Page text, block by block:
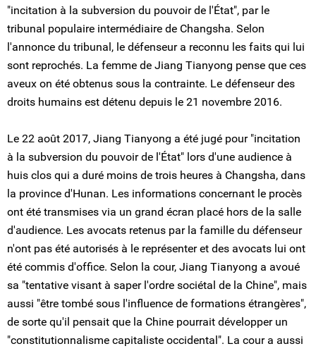
"incitation à la subversion du pouvoir de l'État", par le
tribunal populaire intermédiaire de Changsha. Selon
l'annonce du tribunal, le défenseur a reconnu les faits qui lui
sont reprochés. La femme de Jiang Tianyong pense que ces
aveux on été obtenus sous la contrainte. Le défenseur des
droits humains est détenu depuis le 21 novembre 2016.
Le 22 août 2017, Jiang Tianyong a été jugé pour "incitation
à la subversion du pouvoir de l'État" lors d'une audience à
huis clos qui a duré moins de trois heures à Changsha, dans
la province d'Hunan. Les informations concernant le procès
ont été transmises via un grand écran placé hors de la salle
d'audience. Les avocats retenus par la famille du défenseur
n'ont pas été autorisés à le représenter et des avocats lui ont
été commis d'office. Selon la cour, Jiang Tianyong a avoué
sa "tentative visant à saper l'ordre sociétal de la Chine", mais
aussi "être tombé sous l'influence de formations étrangères",
de sorte qu'il pensait que la Chine pourrait développer un
"constitutionnalisme capitaliste occidental". La cour a aussi